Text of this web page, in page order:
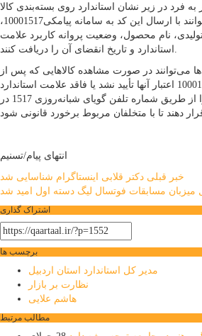
به فرد در زیر نشان استاندارد روی بسته‌بندی کالا
هستند که شهروندان می‌توانند با ارسال این کد به سامانه پیامکی10001517،
نام محصول، وضعیت پروانه کاربرد علامت
می‌توانند در صورت مشاهده کالاهایی که پس از
ارسال پیامک به سامانه 10001517 اعتبار آنها تأیید نشد یا فاقد علامت استاندارد
هستند، این اداره کل را از طریق شماره تلفن گویای شبانه‌روزی 1517 در
انتهای پیام/تسنیم
راهبری
نوشته
خبر قبلی دکتر قلابی اینستاگرام شناسایی شد
میزبان مسابقات فوتسال لیگ دسته اول امید شد
اشتراک گذاری
برچسب ها
مدیر کل استاندارد استان اردبیل
نظارت بر بازار
هاشم علایی
مطالب مرتبط